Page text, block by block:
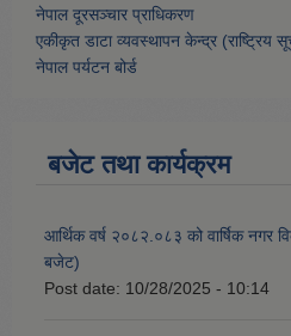
नेपाल दूरसञ्चार प्राधिकरण
एकीकृत डाटा व्यवस्थापन केन्द्र (राष्ट्रिय
नेपाल पर्यटन बोर्ड
बजेट तथा कार्यक्रम
आर्थिक वर्ष २०८२.०८३ को वार्षिक नगर
बजेट)
Post date: 10/28/2025 - 10:14